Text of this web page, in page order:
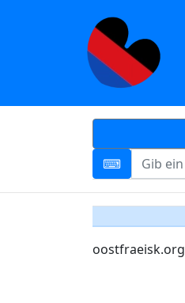
oostfraeisk.org